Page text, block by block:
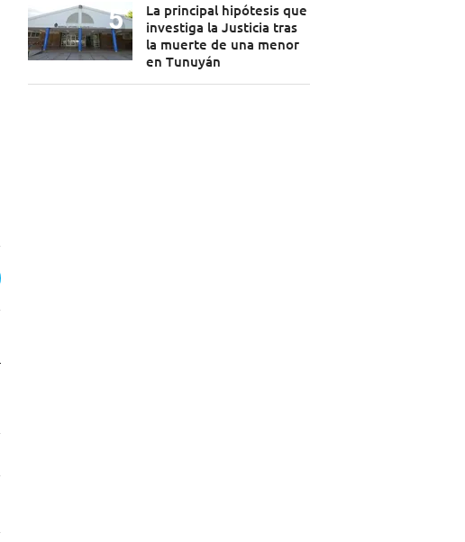
La principal hipótesis que
investiga la Justicia tras
la muerte de una menor
en Tunuyán